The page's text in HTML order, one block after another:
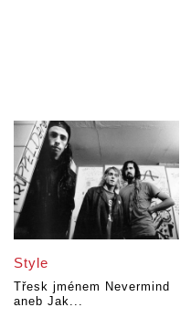
Style
Třesk jménem Nevermind
aneb Jak...